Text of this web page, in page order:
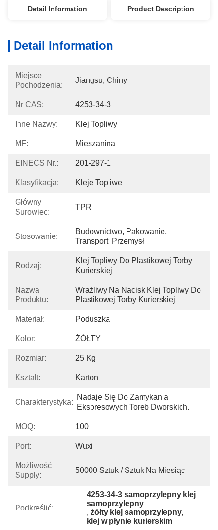
Detail Information Product Description
Detail Information
Miejsce
Pochodzenia:
Jiangsu, Chiny
Nr CAS: 4253-34-3
Inne Nazwy: Klej Topliwy
MF: Mieszanina
EINECS Nr.: 201-297-1
Klasyfikacja: Kleje Topliwe
Główny
Surowiec:
TPR
Stosowanie:
Budownictwo, Pakowanie,
Transport, Przemysł
Rodzaj:
Klej Topliwy Do Plastikowej Torby
Kurierskiej
Nazwa
Produktu:
Wrażliwy Na Nacisk Klej Topliwy Do
Plastikowej Torby Kurierskiej
Materiał: Poduszka
Kolor: ŻÓŁTY
Rozmiar: 25 Kg
Kształt: Karton
Charakterystyka:
Nadaje Się Do Zamykania
Ekspresowych Toreb Dworskich.
MOQ: 100
Port: Wuxi
Możliwość
Supply:
50000 Sztuk / Sztuk Na Miesiąc
Podkreślić:
4253-34-3 samoprzylepny klej
samoprzylepny
, żółty klej samoprzylepny,
klej w płynie kurierskim